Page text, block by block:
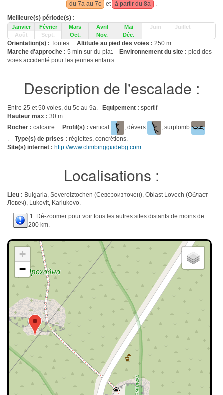
du 7a au 7c
et à partir du 8a
.
Meilleure(s) période(s) :
Janvier Février Mars Avril Mai Juin
Juillet
Août
Sept. Oct. Nov. Déc.
Orientation(s) : Toutes Altitude au pied des voies : 250 m
Marche d'approche : 5 min sur du plat. Environnement du site : pied des
voies accidenté pour les jeunes enfants.
Description de l'escalade :
Entre 25 et 50 voies, du 5c au 9a. Equipement : sportif
Hauteur max : 30 m.
Rocher : calcaire. Profil(s) : vertical , dévers
, surplomb
. Type(s) de prises : réglettes, concrétions.
Site(s) internet : http://www.climbingguidebg.com
Localisations :
Lieu : Bulgaria, Severoiztochen (Североизточен), Oblast Lovech (Област
Ловеч), Lukovit, Karlukovo.
1. Dé-zoomer pour voir tous les autres sites distants de moins de
200 km.
+
−